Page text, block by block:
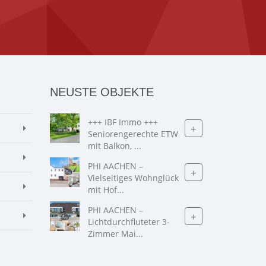
NEUSTE OBJEKTE
+++ IBF Immo +++
Seniorengerechte ETW
mit Balkon, ...
+
PHI AACHEN –
Vielseitiges Wohnglück
mit Hof...
+
PHI AACHEN –
Lichtdurchfluteter 3-
Zimmer Mai...
+